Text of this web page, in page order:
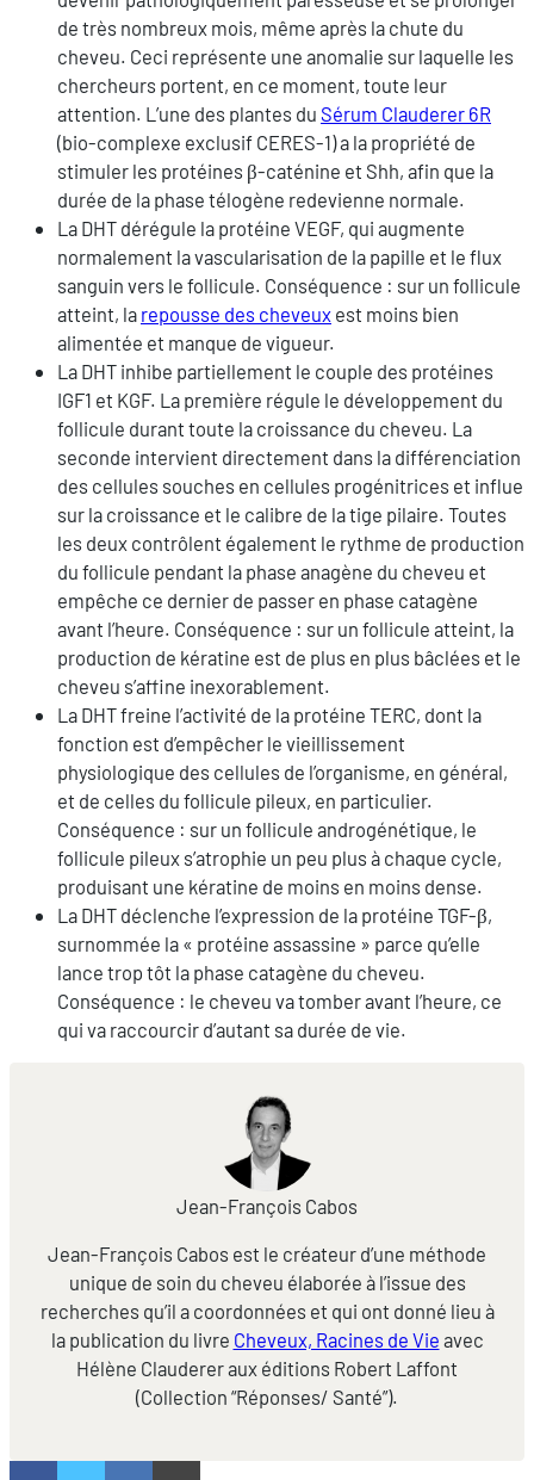
de très nombreux mois, même après la chute du
cheveu. Ceci représente une anomalie sur laquelle les
chercheurs portent, en ce moment, toute leur
attention. L’une des plantes du Sérum Clauderer 6R
(bio-complexe exclusif CERES-1) a la propriété de
stimuler les protéines β-caténine et Shh, afin que la
durée de la phase télogène redevienne normale.
La DHT dérégule la protéine VEGF, qui augmente
normalement la vascularisation de la papille et le flux
sanguin vers le follicule. Conséquence : sur un follicule
atteint, la repousse des cheveux est moins bien
alimentée et manque de vigueur.
La DHT inhibe partiellement le couple des protéines
IGF1 et KGF. La première régule le développement du
follicule durant toute la croissance du cheveu. La
seconde intervient directement dans la différenciation
des cellules souches en cellules progénitrices et influe
sur la croissance et le calibre de la tige pilaire. Toutes
les deux contrôlent également le rythme de production
du follicule pendant la phase anagène du cheveu et
empêche ce dernier de passer en phase catagène
avant l’heure. Conséquence : sur un follicule atteint, la
production de kératine est de plus en plus bâclées et le
cheveu s’affine inexorablement.
La DHT freine l’activité de la protéine TERC, dont la
fonction est d’empêcher le vieillissement
physiologique des cellules de l’organisme, en général,
et de celles du follicule pileux, en particulier.
Conséquence : sur un follicule androgénétique, le
follicule pileux s’atrophie un peu plus à chaque cycle,
produisant une kératine de moins en moins dense.
La DHT déclenche l’expression de la protéine TGF-β,
surnommée la « protéine assassine » parce qu’elle
lance trop tôt la phase catagène du cheveu.
Conséquence : le cheveu va tomber avant l’heure, ce
qui va raccourcir d’autant sa durée de vie.
Jean-François Cabos
Jean-François Cabos est le créateur d’une méthode
unique de soin du cheveu élaborée à l’issue des
recherches qu’il a coordonnées et qui ont donné lieu à
la publication du livre Cheveux, Racines de Vie avec
Hélène Clauderer aux éditions Robert Laffont
(Collection “Réponses/ Santé”).